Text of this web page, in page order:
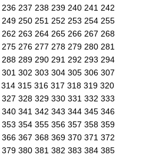
236 237 238 239 240 241 242
249 250 251 252 253 254 255
262 263 264 265 266 267 268
275 276 277 278 279 280 281
288 289 290 291 292 293 294
301 302 303 304 305 306 307
314 315 316 317 318 319 320
327 328 329 330 331 332 333
340 341 342 343 344 345 346
353 354 355 356 357 358 359
366 367 368 369 370 371 372
379 380 381 382 383 384 385